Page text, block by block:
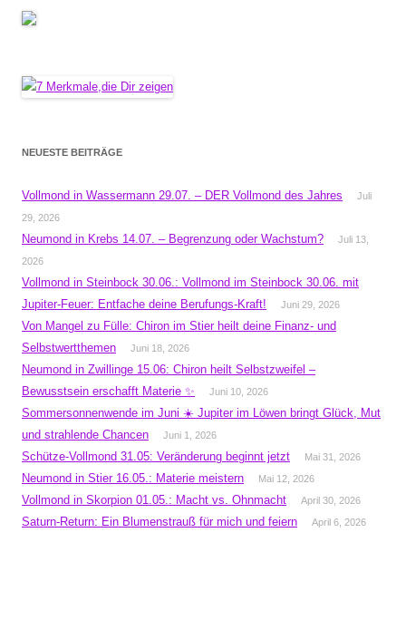
NEUESTE BEITRÄGE
Vollmond in Wassermann 29.07. – DER Vollmond des Jahres
Juli
29, 2026
Neumond in Krebs 14.07. – Begrenzung oder Wachstum?
Juli 13,
2026
Vollmond in Steinbock 30.06.: Vollmond im Steinbock 30.06. mit
Jupiter-Feuer: Entfache deine Berufungs-Kraft!
Juni 29, 2026
Von Mangel zu Fülle: Chiron im Stier heilt deine Finanz- und
Selbstwertthemen
Juni 18, 2026
Neumond in Zwillinge 15.06: Chiron heilt Selbstzweifel –
Bewusstsein erschafft Materie ✨
Juni 10, 2026
Sommersonnenwende im Juni ☀️ Jupiter im Löwen bringt Glück, Mut
und strahlende Chancen
Juni 1, 2026
Schütze-Vollmond 31.05: Veränderung beginnt jetzt Mai 31, 2026
Neumond in Stier 16.05.: Materie meistern Mai 12, 2026
Vollmond in Skorpion 01.05.: Macht vs. Ohnmacht April 30, 2026
Saturn-Return: Ein Blumenstrauß für mich und feiern April 6, 2026